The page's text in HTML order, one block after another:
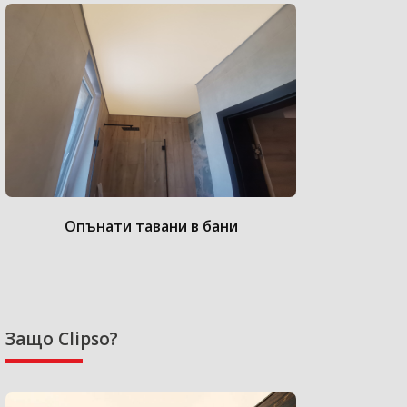
Опънати тавани в бани
Защо Clipso?